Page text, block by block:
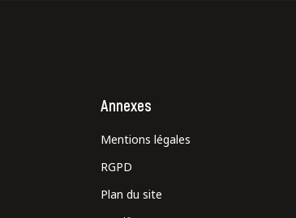
Annexes
Mentions légales
RGPD
Plan du site